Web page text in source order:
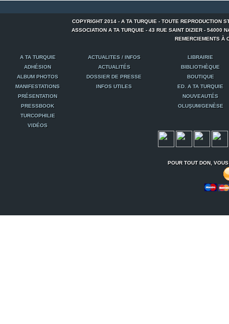
COPYRIGHT 2014 - A TA TURQUIE - TOUTE REPRODUCTION
ASSOCIATION A TA TURQUIE - 43 RUE SAINT DIZIER -
REMERCIEMENTS À
A TA TURQUIE ACTUALITES / INFOS
LIBRAIRIE
ADHÉSION
ACTUALITÉS
BIBLIOTHÈQUE
ALBUM PHOTOS
DOSSIER DE PRESSE
BOUTIQUE
MANIFESTATIONS
INFOS UTILES
ED. A TA TURQUIE
PRÉSENTATION
NOUVEAUTÉS
PRESSBOOK
OLUŞUM/GENÈSE
TURCOPHILIE
VIDÉOS
POUR TOUT DON,